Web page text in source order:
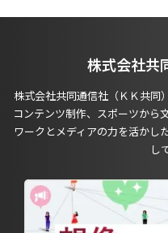
株式会社共
株式会社共同通信社（ＫＫ共同
コンテンツ制作、スポーツから
ワークとメディアの力を活かし
し